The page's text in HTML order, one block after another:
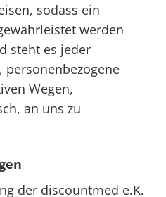
sodass ein
werden
steht es jeder
Wegen,
an uns zu
der discountmed e.K.